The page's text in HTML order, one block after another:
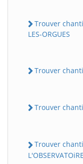
Trouver
LES-ORGUES
Trouver
Trouver
Trouver
L'OBSERVATOiRE